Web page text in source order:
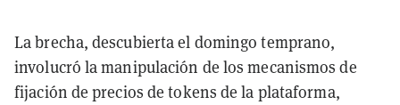
La brecha, descubierta el domingo temprano,
involucró la manipulación de los mecanismos de
fijación de precios de tokens de la plataforma,